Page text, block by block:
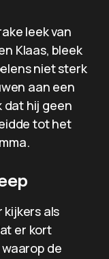
leek van
Klaas, bleek
niet sterk
aan een
dat hij geen
tot het
kijkers als
er kort
de